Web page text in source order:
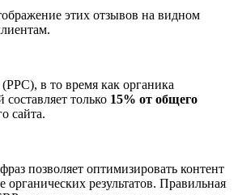
этих отзывов на видном
в то время как органика
только 15% от общего
сайта.
позволяет оптимизировать контент
органических результатов. Правильная